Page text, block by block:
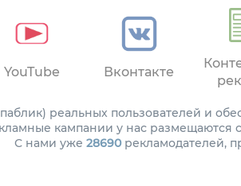
YouTube Вконтакте
реальных пользователей и
кампании у нас размещаются
С нами уже 28690рекламодателей,